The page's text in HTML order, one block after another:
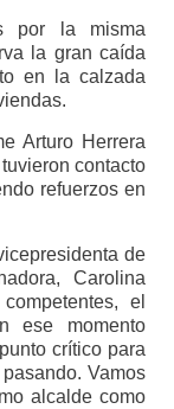
por la misma
la gran caída
en la calzada
Arturo Herrera
contacto
refuerzos en
de
Carolina
el
ese momento
crítico para
Vamos
alcalde como